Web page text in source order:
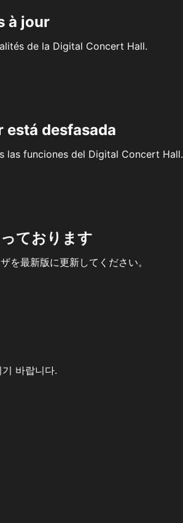
à jour
de la Digital Concert Hall.
está desfasada
las funciones del Digital Concert Hall.
ております
を最新版に更新してください。
바랍니다.